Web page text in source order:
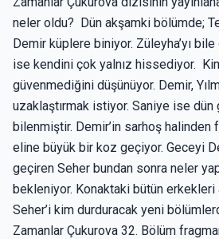
neler oldu? Dün akşamki bölümde;
Demir küplere biniyor. Züleyha’yı
ise kendini çok yalnız hissediyor.
güvenmediğini düşünüyor. Demir,
uzaklaştırmak istiyor. Saniye ise dün
bilenmiştir. Demir’in sarhoş halinden
eline büyük bir koz geçiyor. Geceyi
geçiren Seher bundan sonra neler
bekleniyor. Konaktaki bütün erkekleri
Seher’i kim durduracak yeni
Zamanlar Çukurova 32. Bölüm